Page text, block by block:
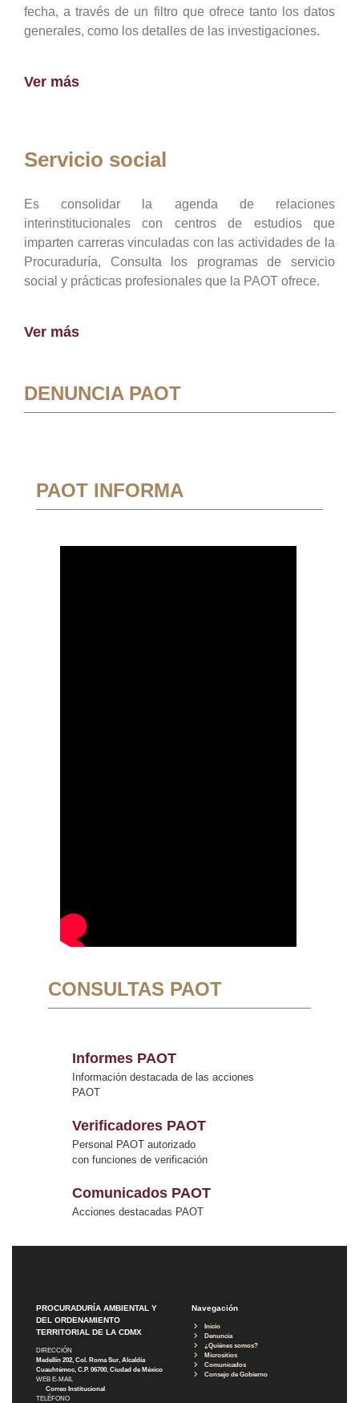
fecha, a través de un filtro que ofrece tanto los datos
generales, como los detalles de las investigaciones.
Ver más
Servicio social
Es consolidar la agenda de relaciones
interinstitucionales con centros de estudios que
imparten carreras vinculadas con las actividades de la
Procuraduría, Consulta los programas de servicio
social y prácticas profesionales que la PAOT ofrece.
Ver más
DENUNCIA PAOT
PAOT INFORMA
CONSULTAS PAOT
Informes PAOT
Información destacada de las acciones
PAOT
Verificadores PAOT
Personal PAOT autorizado
con funciones de verificación
Comunicados PAOT
Acciones destacadas PAOT
PROCURADURÍA AMBIENTAL Y
DEL ORDENAMIENTO
TERRITORIAL DE LA CDMX
DIRECCIÓN
Medellín 202, Col. Roma Sur, Alcaldía
Cuauhtémoc, C.P. 06700, Ciudad de México
WEB E-MAIL
Correo Institucional
TELÉFONO
Navegación
Inicio
Denuncia
¿Quiénes somos?
Micrositios
Comunicados
Consejo de Gobierno